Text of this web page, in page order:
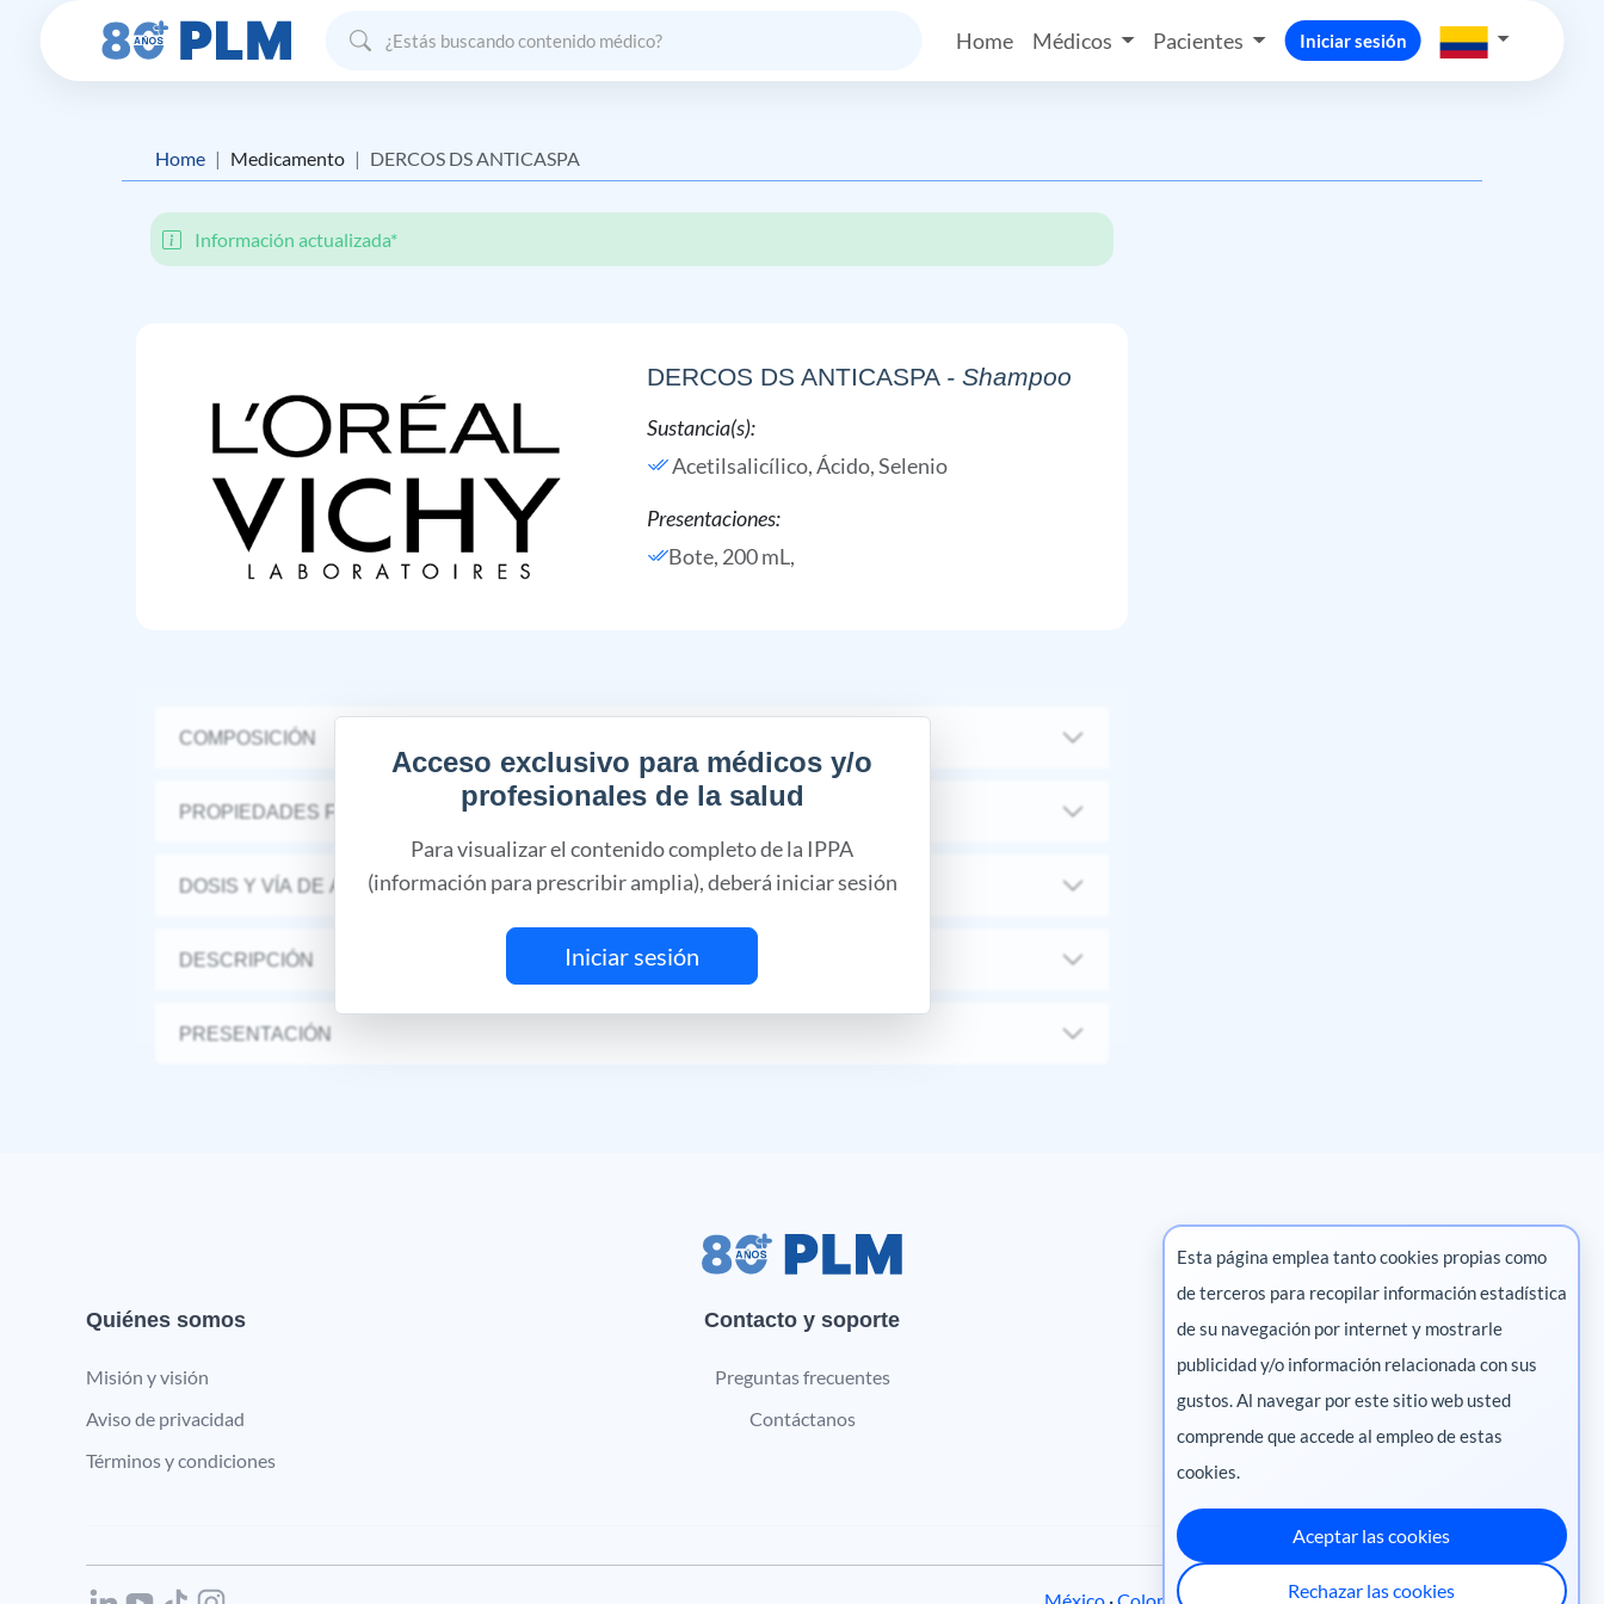
Home Médicos Pacientes Iniciar sesión
Home Medicamento DERCOS DS ANTICASPA
Información actualizada*
DERCOS DS ANTICASPA - Shampoo
Sustancia(s):
Acetilsalicílico, Ácido,Selenio
Presentaciones:
Bote, 200 mL,
Acceso exclusivo para médicos y/o
profesionales de la salud
Para visualizar el contenido completo de la IPPA
(información para prescribir amplia), deberá iniciar sesión
Iniciar sesión
COMPOSICIÓN
PROPIEDADES FARMACÉUTICAS
DOSIS Y VÍA DE ADMINISTRACIÓN
DESCRIPCIÓN
PRESENTACIÓN
Quiénes somos
Misión y visión
Aviso de privacidad
Términos y condiciones
Contacto y soporte
Preguntas frecuentes
Contáctanos
Marketing digital
Pharma
Esta página emplea tanto cookies propias como
de terceros para recopilar información estadística
de su navegación por internet y mostrarle
publicidad y/o información relacionada con sus
gustos. Al navegar por este sitio web usted
comprende que accede al empleo de estas
cookies.
Aceptar las cookies
Rechazar las cookies